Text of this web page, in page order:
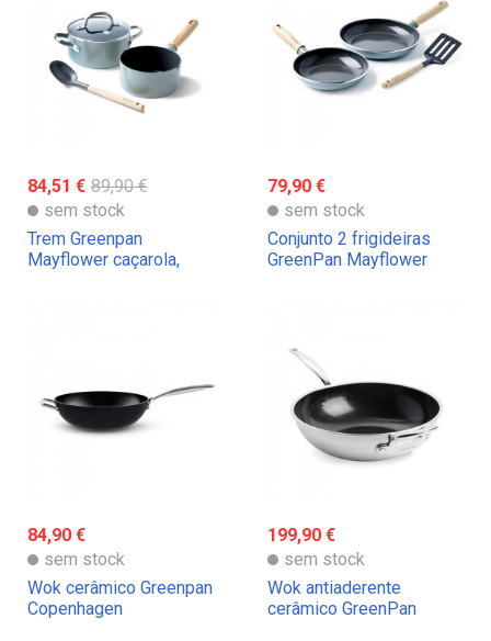
84,51 € 89,90 €
sem stock
Trem Greenpan
Mayflower caçarola,
79,90 €
sem stock
Conjunto 2 frigideiras
GreenPan Mayflower
84,90 €
sem stock
Wok cerâmico Greenpan
Copenhagen
199,90 €
sem stock
Wok antiaderente
cerâmico GreenPan